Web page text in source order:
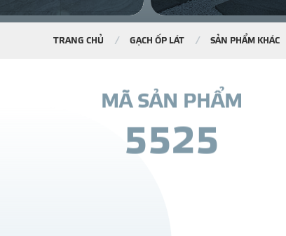
TRANG CHỦ GẠCH ỐP LÁT SẢN PHẨM KHÁC
MÃ SẢN PHẨM
5525